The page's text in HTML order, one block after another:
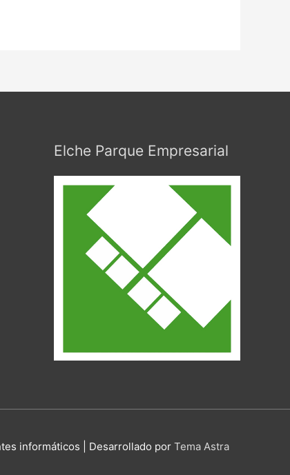
Elche Parque Empresarial
informáticos | Desarrollado por Tema Astra